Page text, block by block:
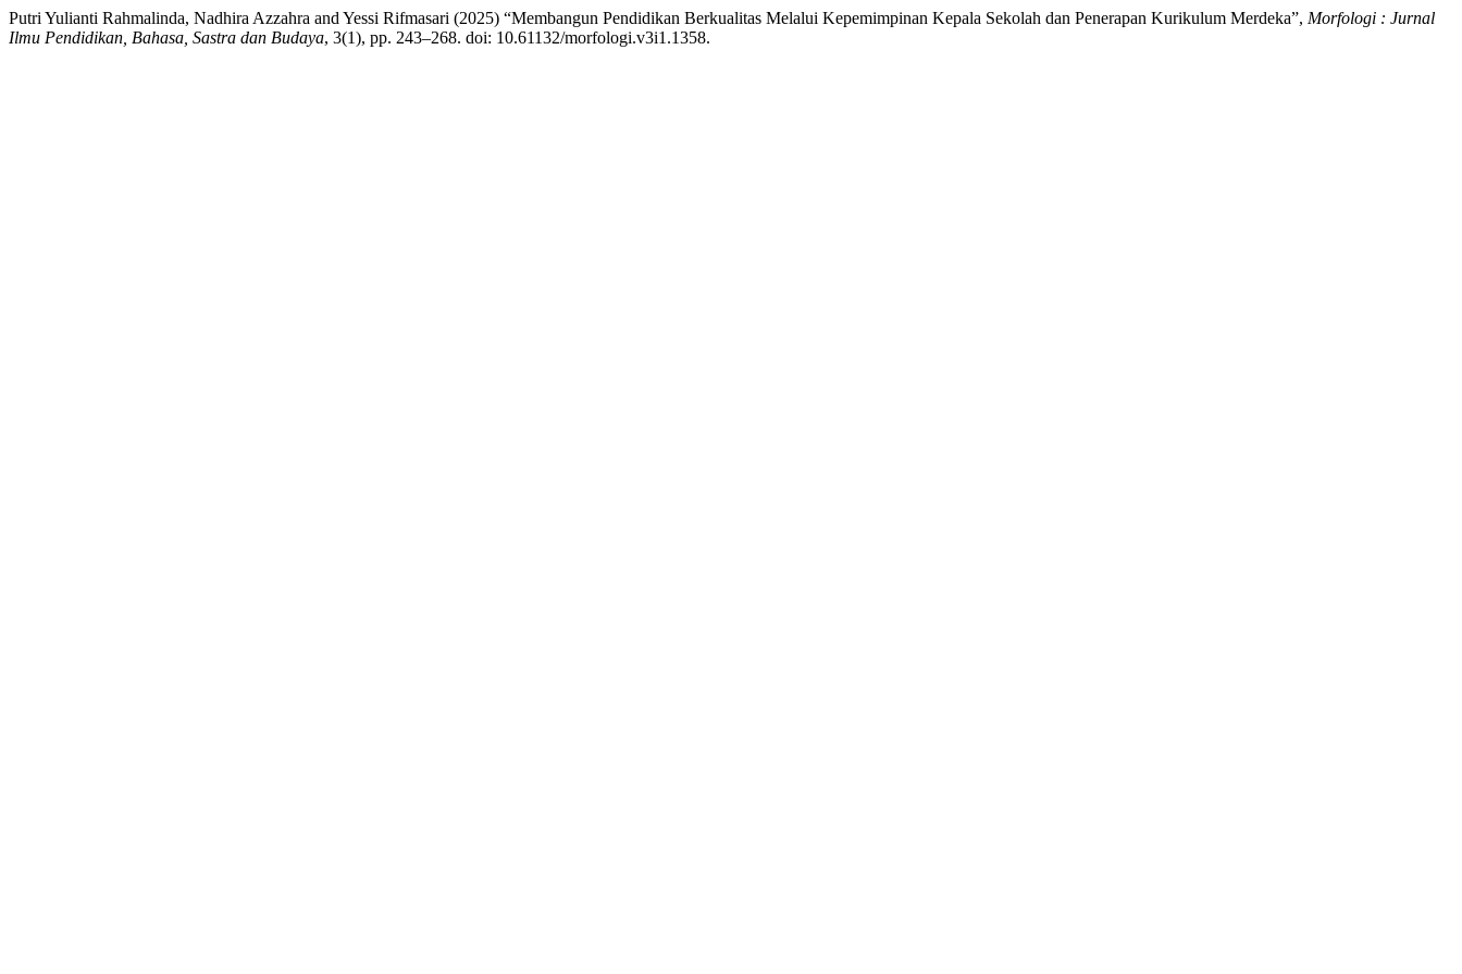
Putri Yulianti Rahmalinda, Nadhira Azzahra and Yessi Rifmasari (2025) “Membangun Pendidikan Berkualitas Melalui Kepemimpinan Kepala Sekolah dan Penerapan Kurikulum Merdeka”, Morfologi : Jurnal
Ilmu Pendidikan, Bahasa, Sastra dan Budaya, 3(1), pp. 243–268. doi: 10.61132/morfologi.v3i1.1358.